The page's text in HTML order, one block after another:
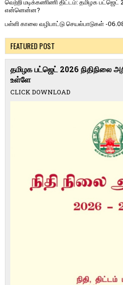
வெற்றி மடிக்கணிணி திட்டம்: தமிழக பட்ஜெட்
என்னென்ன?
பள்ளி காலை வழிபாட்டு செயல்பாடுகள் -
FEATURED POST
தமிழக பட்ஜெட் 2026 நிதிநிலை
உள்ளே
CLICK DOWNLOAD